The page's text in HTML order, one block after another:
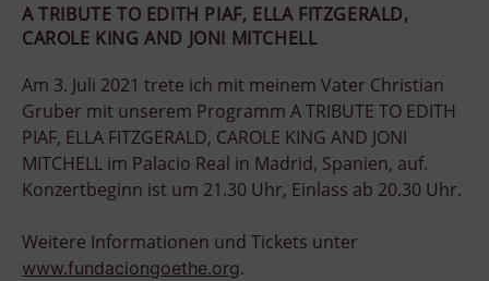
A TRIBUTE TO EDITH PIAF, ELLA FITZGERALD,
CAROLE KING AND JONI MITCHELL
Am 3. Juli 2021 trete ich mit meinem Vater Christian
Gruber mit unserem Programm A TRIBUTE TO EDITH
PIAF, ELLA FITZGERALD, CAROLE KING AND JONI
MITCHELL im Palacio Real in Madrid, Spanien, auf.
Konzertbeginn ist um 21.30 Uhr, Einlass ab 20.30 Uhr.
Weitere Informationen und Tickets unter
www.fundaciongoethe.org.